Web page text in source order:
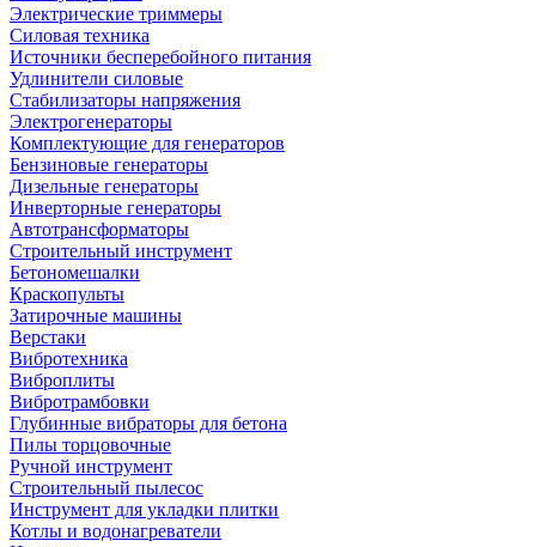
Электрические триммеры
Силовая техника
Источники бесперебойного питания
Удлинители силовые
Стабилизаторы напряжения
Электрогенераторы
Комплектующие для генераторов
Бензиновые генераторы
Дизельные генераторы
Инверторные генераторы
Автотрансформаторы
Строительный инструмент
Бетономешалки
Краскопульты
Затирочные машины
Верстаки
Вибротехника
Виброплиты
Вибротрамбовки
Глубинные вибраторы для бетона
Пилы торцовочные
Ручной инструмент
Строительный пылесос
Инструмент для укладки плитки
Котлы и водонагреватели